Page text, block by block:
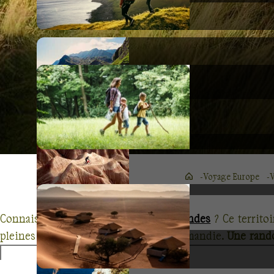
Voyage Europe
Connaissez-vous lesIles Anglo-Normandes ? Ce
pleines de charmes, au large de la Normandie.Une
voyage aventure inoubliable.